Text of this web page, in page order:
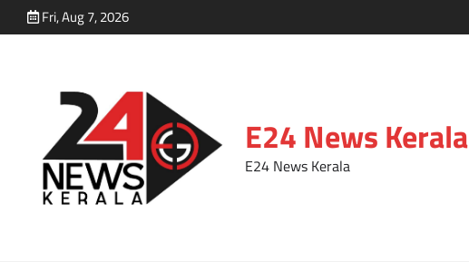
Fri, Aug 7, 2026
E24 News Kerala
E24 News Kerala